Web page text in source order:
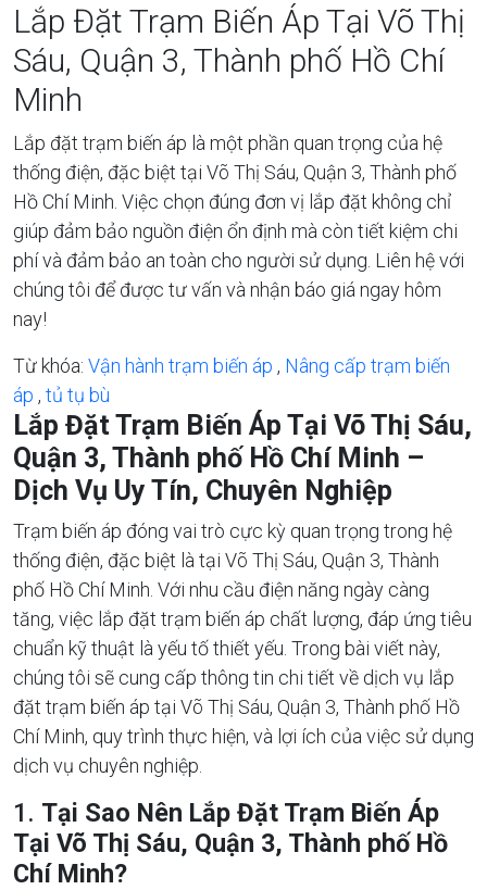
Lắp Đặt Trạm Biến Áp Tại Võ Thị
Sáu, Quận 3, Thành phố Hồ Chí
Minh
Lắp đặt trạm biến áp là một phần quan trọng của hệ
thống điện, đặc biệt tại Võ Thị Sáu, Quận 3, Thành phố
Hồ Chí Minh. Việc chọn đúng đơn vị lắp đặt không chỉ
giúp đảm bảo nguồn điện ổn định mà còn tiết kiệm chi
phí và đảm bảo an toàn cho người sử dụng. Liên hệ với
chúng tôi để được tư vấn và nhận báo giá ngay hôm
nay!
Từ khóa: Vận hành trạm biến áp , Nâng cấp trạm biến
áp , tủ tụ bù
Lắp Đặt Trạm Biến Áp Tại Võ Thị Sáu,
Quận 3, Thành phố Hồ Chí Minh –
Dịch Vụ Uy Tín, Chuyên Nghiệp
Trạm biến áp đóng vai trò cực kỳ quan trọng trong hệ
thống điện, đặc biệt là tại Võ Thị Sáu, Quận 3, Thành
phố Hồ Chí Minh. Với nhu cầu điện năng ngày càng
tăng, việc lắp đặt trạm biến áp chất lượng, đáp ứng tiêu
chuẩn kỹ thuật là yếu tố thiết yếu. Trong bài viết này,
chúng tôi sẽ cung cấp thông tin chi tiết về dịch vụ lắp
đặt trạm biến áp tại Võ Thị Sáu, Quận 3, Thành phố Hồ
Chí Minh, quy trình thực hiện, và lợi ích của việc sử dụng
dịch vụ chuyên nghiệp.
1. Tại Sao Nên Lắp Đặt Trạm Biến Áp
Tại Võ Thị Sáu, Quận 3, Thành phố Hồ
Chí Minh?